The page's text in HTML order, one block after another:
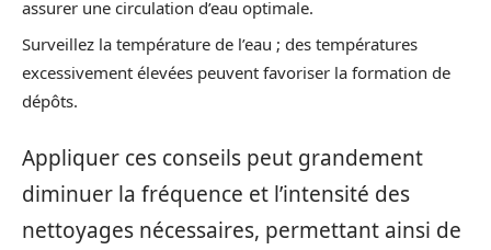
assurer une circulation d’eau optimale.
Surveillez la température de l’eau ; des températures
excessivement élevées peuvent favoriser la formation de
dépôts.
Appliquer ces conseils peut grandement
diminuer la fréquence et l’intensité des
nettoyages nécessaires, permettant ainsi de